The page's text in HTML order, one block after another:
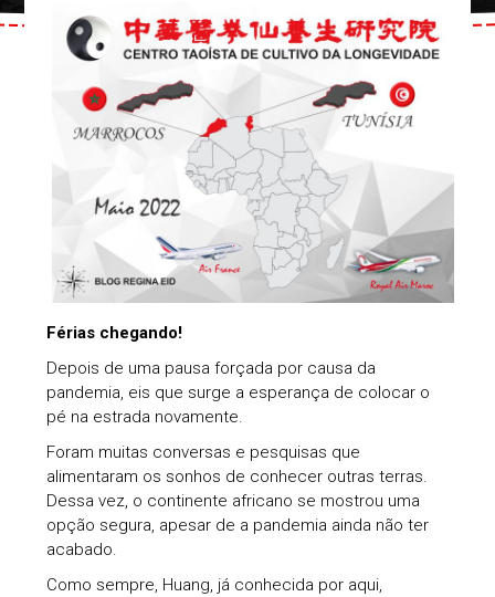
Férias chegando!
Depois de uma pausa forçada por causa da
pandemia, eis que surge a esperança de colocar o
pé na estrada novamente.
Foram muitas conversas e pesquisas que
alimentaram os sonhos de conhecer outras terras.
Dessa vez, o continente africano se mostrou uma
opção segura, apesar de a pandemia ainda não ter
acabado.
Como sempre, Huang, já conhecida por aqui,